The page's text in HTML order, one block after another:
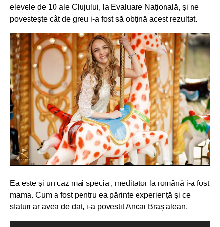
elevele de 10 ale Clujului, la Evaluare Națională, și ne
povestește cât de greu i-a fost să obțină acest rezultat.
Ea este și un caz mai special, meditator la română i-a fost
mama. Cum a fost pentru ea părinte experiență și ce
sfaturi ar avea de dat, i-a povestit Ancăi Brășfălean.